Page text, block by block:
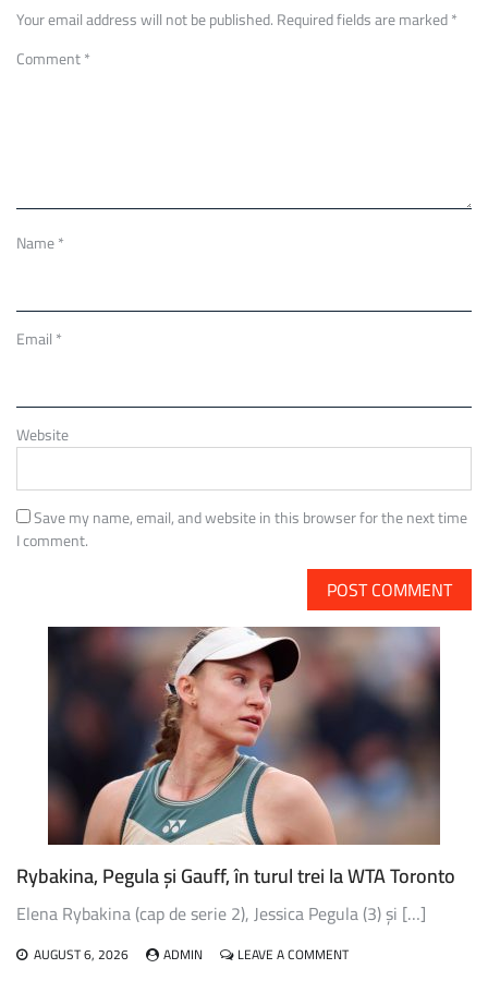
Your email address will not be published.Required fields are marked*
Comment*
Name*
Email*
Website
Save my name, email, and website in this browser for the next time
I comment.
Rybakina, Pegula și Gauff, în turul trei la WTA Toronto
Elena Rybakina (cap de serie 2), Jessica Pegula (3) și […]
AUGUST 6, 2026 ADMIN LEAVE A COMMENTON